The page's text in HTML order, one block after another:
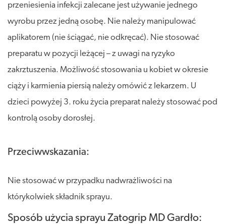
przeniesienia infekcji zalecane jest używanie jednego
wyrobu przez jedną osobę. Nie należy manipulować
aplikatorem (nie ściągać, nie odkręcać). Nie stosować
preparatu w pozycji leżącej – z uwagi na ryzyko
zakrztuszenia. Możliwość stosowania u kobiet w okresie
ciąży i karmienia piersią należy omówić z lekarzem. U
dzieci powyżej 3. roku życia preparat należy stosować pod
kontrolą osoby dorosłej.
Przeciwwskazania:
Nie stosować w przypadku nadwrażliwości na
którykolwiek składnik sprayu.
Sposób użycia sprayu Zatogrip MD Gardło: